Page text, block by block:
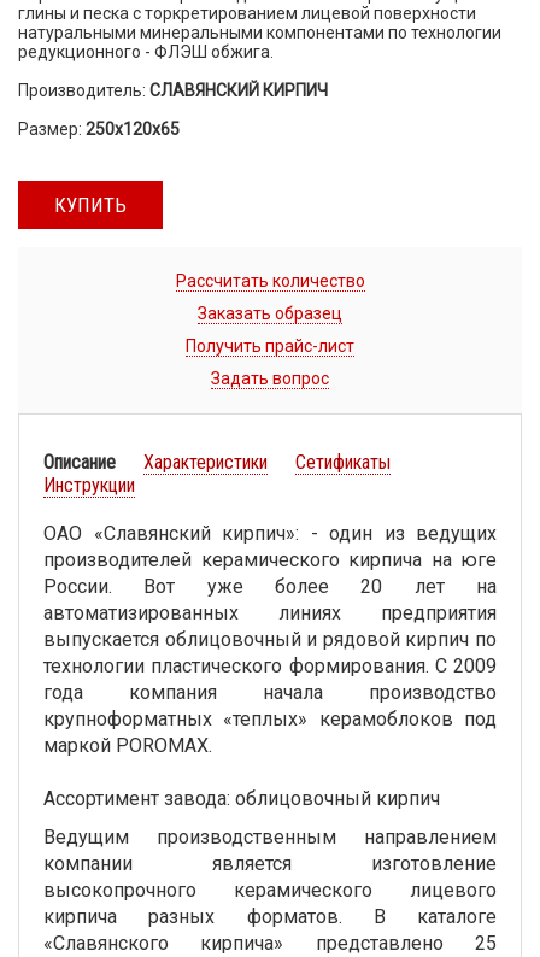
глины и песка с торкретированием лицевой поверхности
натуральными минеральными компонентами по технологии
редукционного - ФЛЭШ обжига.
Производитель: СЛАВЯНСКИЙ КИРПИЧ
Размер: 250x120x65
КУПИТЬ
Рассчитать количество
Заказать образец
Получить прайс-лист
Задать вопрос
Описание Характеристики
Сетификаты
Инструкции
ОАО «Славянский кирпич»: - один из ведущих
производителей керамического кирпича на юге
России. Вот уже более 20 лет на
автоматизированных линиях предприятия
выпускается облицовочный и рядовой кирпич по
технологии пластического формирования. С 2009
года компания начала производство
крупноформатных «теплых» керамоблоков под
маркой POROMAX.
Ассортимент завода: облицовочный кирпич
Ведущим производственным направлением
компании является изготовление
высокопрочного керамического лицевого
кирпича разных форматов. В каталоге
«Славянского кирпича» представлено 25